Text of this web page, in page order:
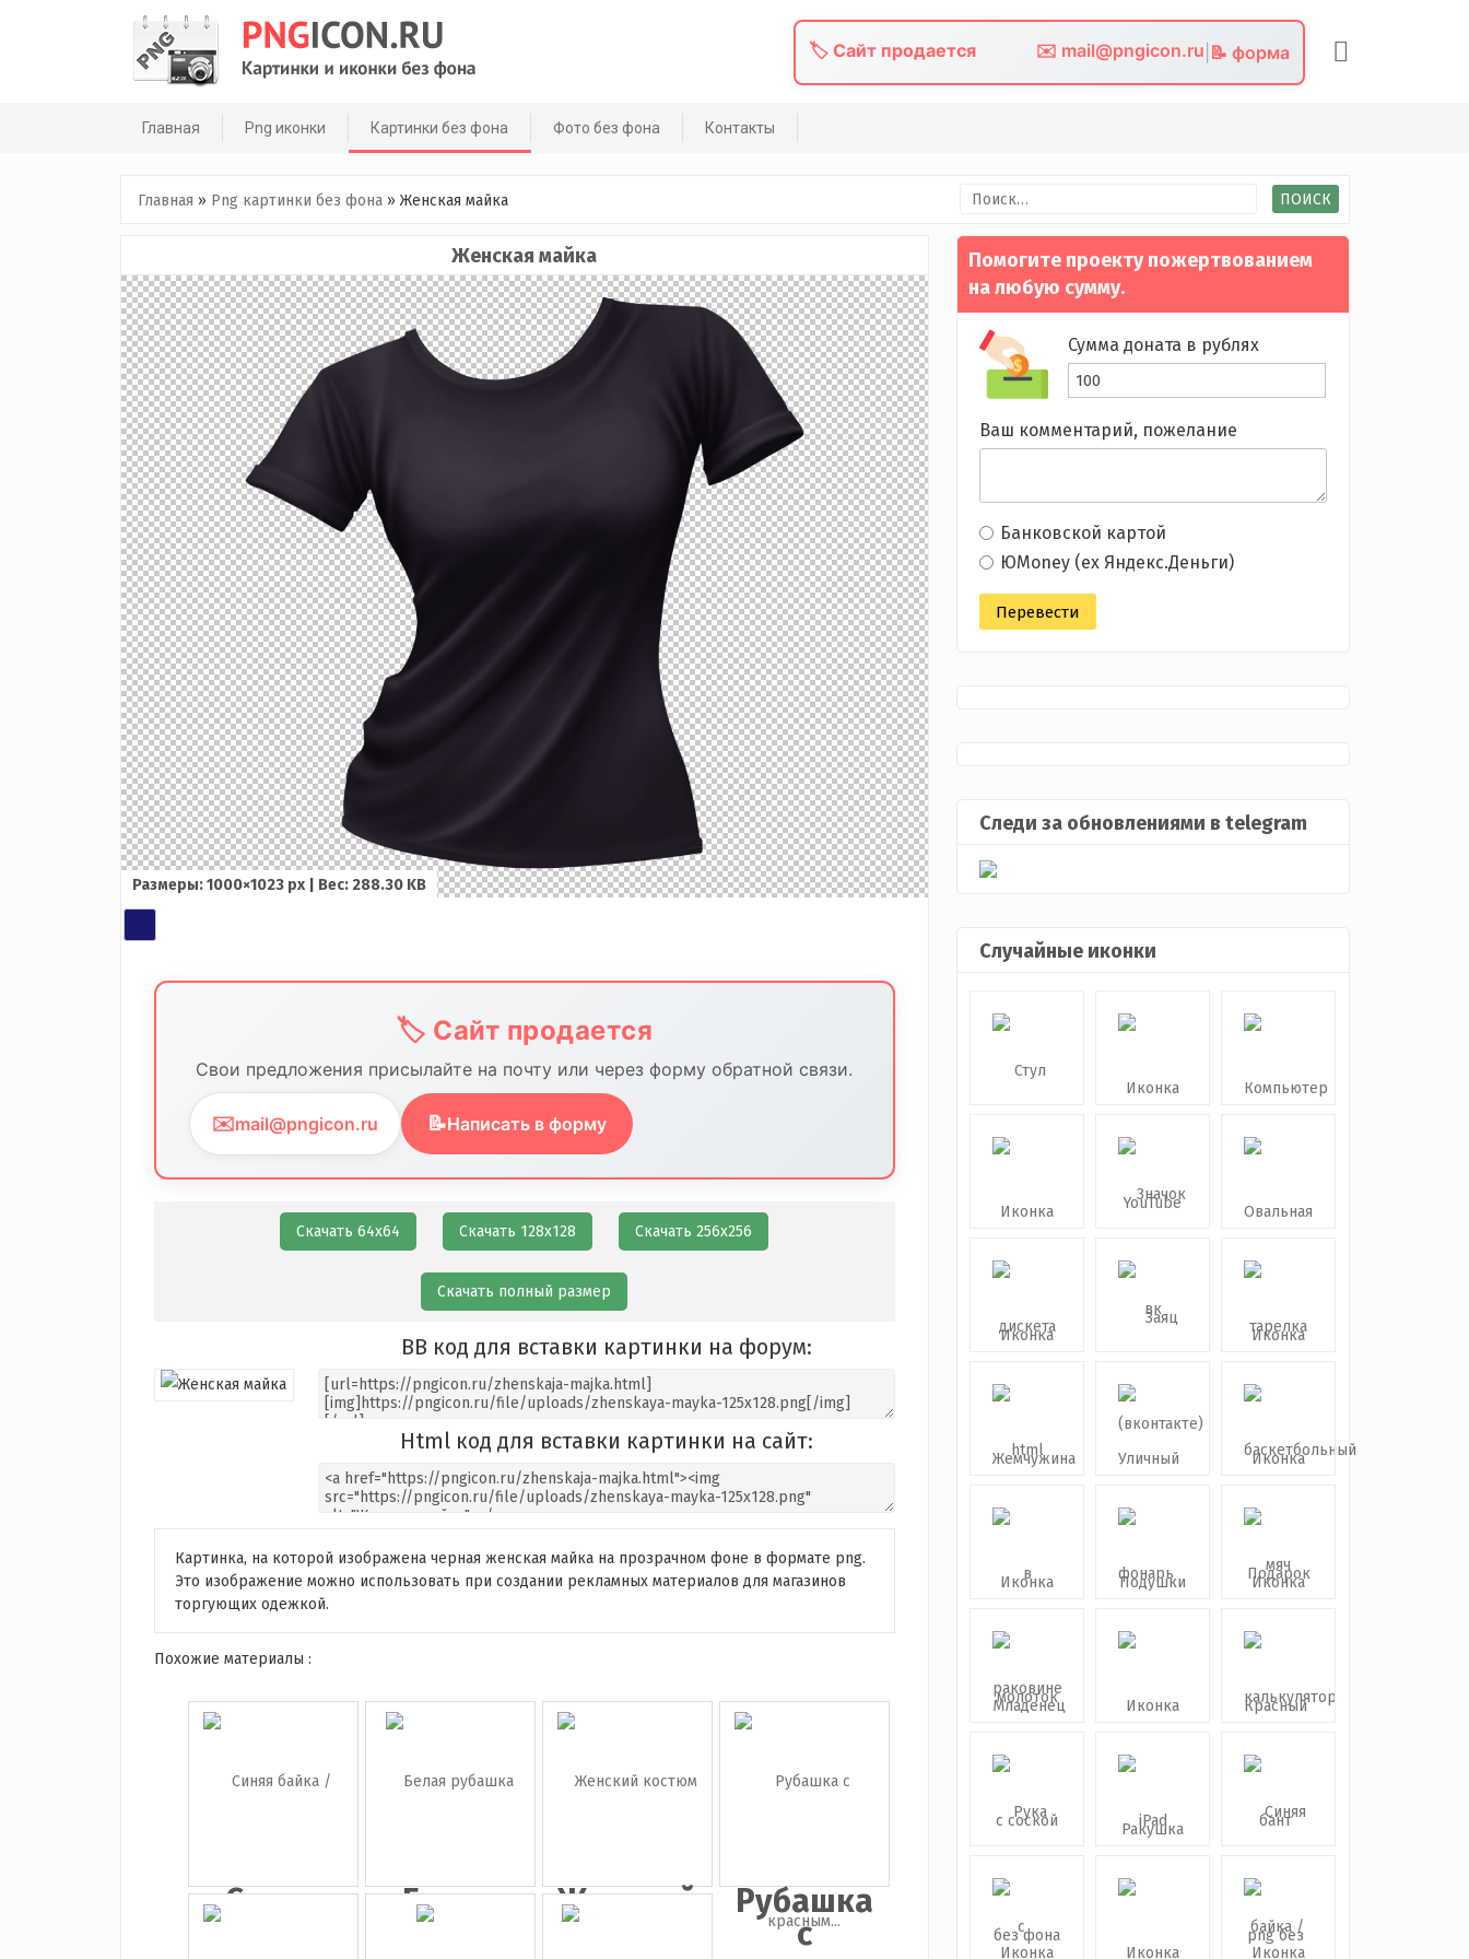
🏷️ Сайт продается ✉️ mail@pngicon.ru 📝 форма
Главная Png иконки Картинки без фона Фото без фона Контакты
Главная » Png картинки без фона» Женская майка Найти:
Женская майка
Размеры: 1000×1023 px | Вес: 288.30 KB
🏷️ Сайт продается
Свои предложения присылайте на почту или через форму обратной связи.
✉️mail@pngicon.ru 📝Написать в форму
Скачать 64х64 Скачать 128х128 Скачать 256х256
Скачать полный размер
BB код для вставки картинки на форум:
Html код для вставки картинки на сайт:
Картинка, на которой изображена черная женская майка на прозрачном фоне в формате png.
Это изображение можно использовать при создании рекламных материалов для магазинов
торгующих одежкой.
Похожие материалы :
Синяя
байка /
Белая
рубашка
Женский
костюм
Рубашка
с
Помогите проекту пожертвованием
на любую сумму.
Сумма доната в рублях
Ваш комментарий, пожелание
Банковской картой
ЮMoney (ex Яндекс.Деньги)
Следи за обновлениями в telegram
Случайные иконки